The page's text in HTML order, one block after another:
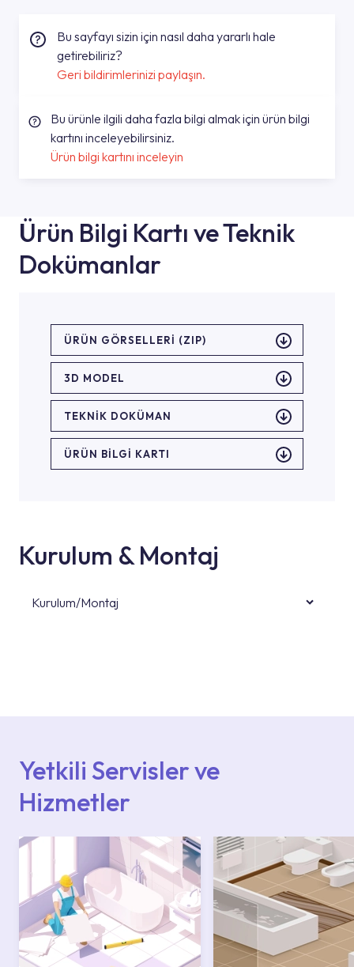
Bu sayfayı sizin için nasıl daha yararlı hale
getirebiliriz?
Geri bildirimlerinizi paylaşın.
Bu ürünle ilgili daha fazla bilgi almak için ürün bilgi
kartını inceleyebilirsiniz.
Ürün bilgi kartını inceleyin
Ürün Bilgi Kartı ve Teknik
Dokümanlar
ÜRÜN GÖRSELLERI (ZIP)
3D MODEL
TEKNİK DOKÜMAN
ÜRÜN BILGI KARTI
Kurulum & Montaj
Kurulum/Montaj
Yetkili Servisler ve
Hizmetler